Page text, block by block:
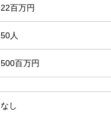
22百万円
50人
500百万円
なし